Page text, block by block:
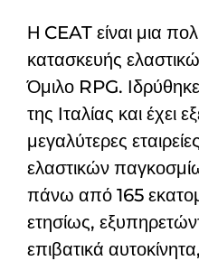
Η CEAT είναι μια
κατασκευής
Όμιλο RPG.
της Ιταλίας και έχει
μεγαλύτερες
ελαστικών
πάνω από 165
ετησίως,
επιβατικά